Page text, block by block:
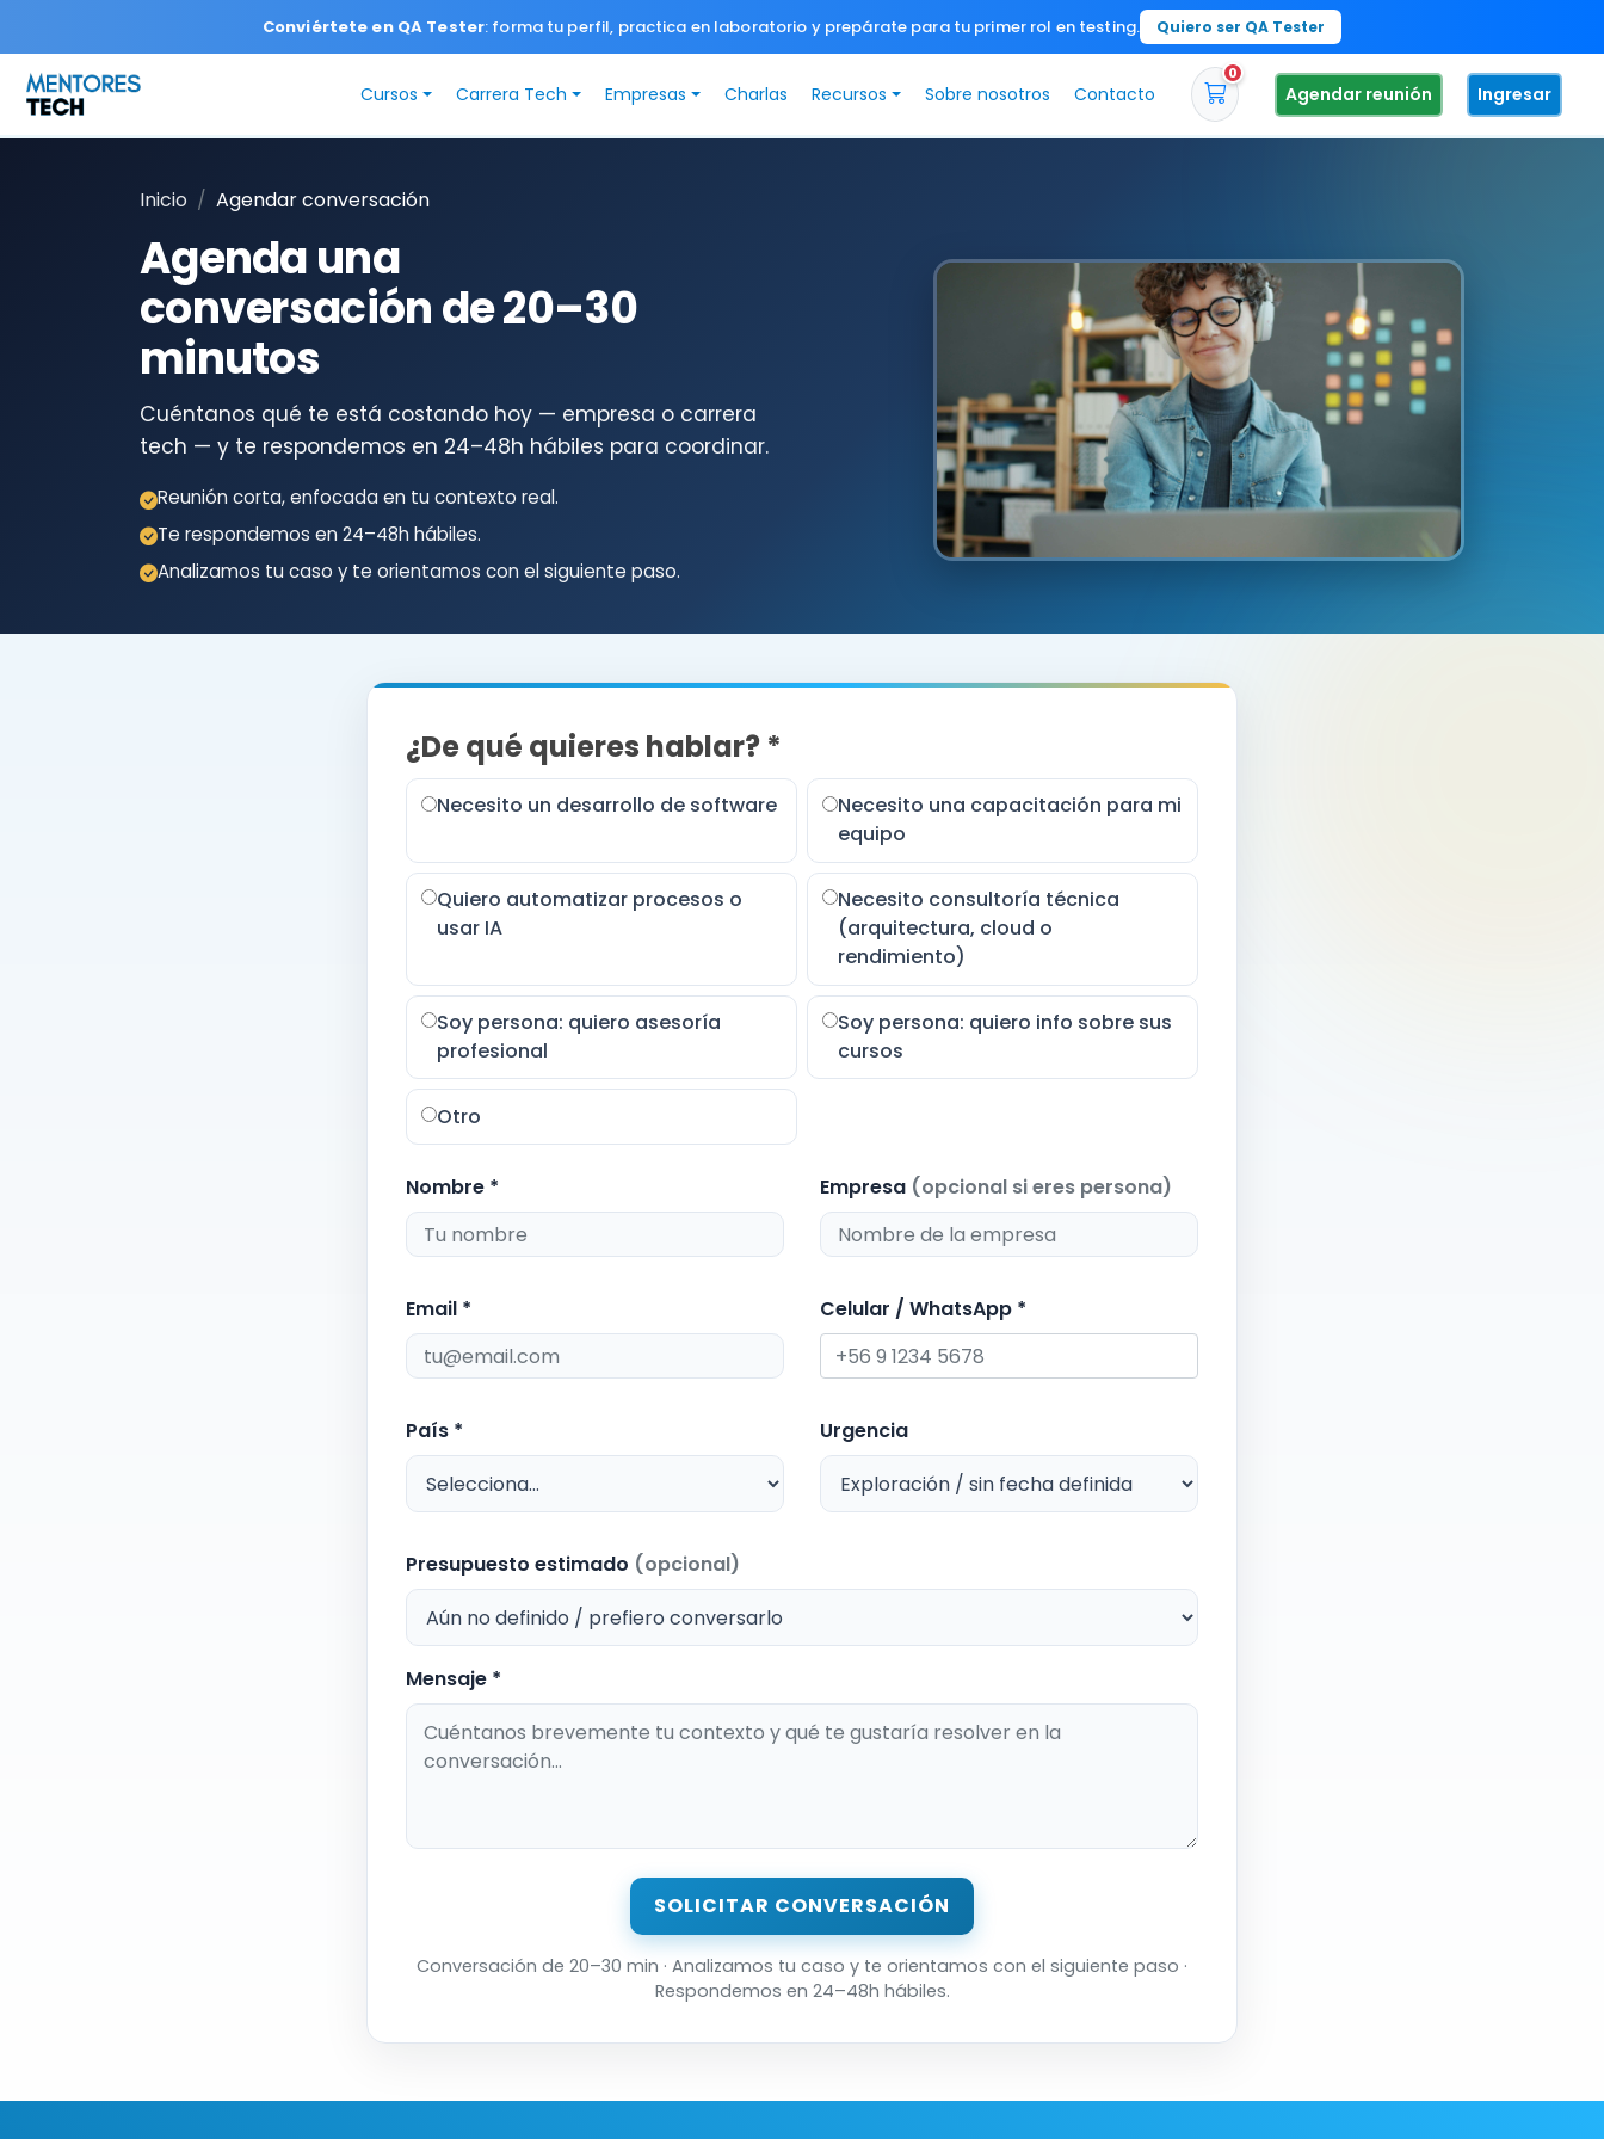
Conviértete en QA Tester: forma tu perfil, practica en laboratorio y prepárate para tu primer rol en testing. Quiero ser QA Tester
Cursos Carrera Tech Empresas Charlas Recursos Sobre nosotros Contacto
0
Agendar reunión Ingresar
Inicio Agendar conversación
Agenda una
conversación de 20–30
minutos
Cuéntanos qué te está costando hoy — empresa o carrera
tech — y te respondemos en 24–48h hábiles para coordinar.
Reunión corta, enfocada en tu contexto real.
Te respondemos en 24–48h hábiles.
Analizamos tu caso y te orientamos con el siguiente paso.
¿De qué quieres hablar? *
Necesito un desarrollo de software
Necesito una capacitación para mi
equipo
Quiero automatizar procesos o
usar IA
Necesito consultoría técnica
(arquitectura, cloud o
rendimiento)
Soy persona: quiero asesoría
profesional
Soy persona: quiero info sobre sus
cursos
Otro
Nombre * Empresa (opcional si eres persona)
Email * Celular / WhatsApp *
País * Urgencia
Presupuesto estimado (opcional)
Mensaje *
SOLICITAR CONVERSACIÓN
Conversación de 20–30 min · Analizamos tu caso y te orientamos con el siguiente paso ·
Respondemos en 24–48h hábiles.